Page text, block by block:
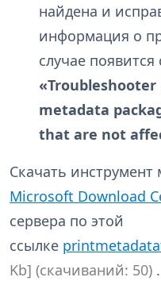
найдена и
информация о
случае
metadata
that are not
Скачать
Microsoft Download
сервера по этой
ссылке
Kb] (cкачиваний: 50) .